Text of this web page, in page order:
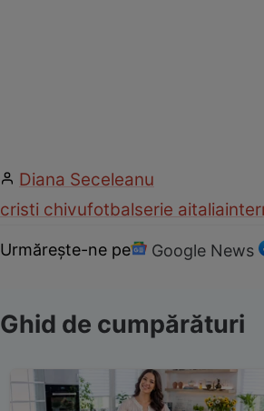
Diana Seceleanu
cristi chivufotbalserie aitalia
Urmărește-ne pe Google News
Ghid de cumpărături